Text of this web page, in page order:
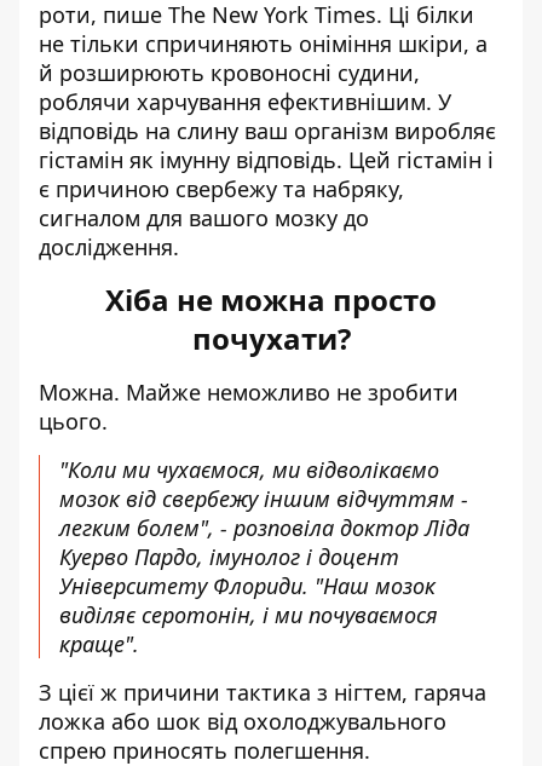
роти, пише The New York Times. Ці білки
не тільки спричиняють оніміння шкіри, а
й розширюють кровоносні судини,
роблячи харчування ефективнішим. У
відповідь на слину ваш організм виробляє
гістамін як імунну відповідь. Цей гістамін і
є причиною свербежу та набряку,
сигналом для вашого мозку до
дослідження.
Хіба не можна просто
почухати?
Можна. Майже неможливо не зробити
цього.
"Коли ми чухаємося, ми відволікаємо
мозок від свербежу іншим відчуттям -
легким болем", - розповіла доктор Ліда
Куерво Пардо, імунолог і доцент
Університету Флориди. "Наш мозок
виділяє серотонін, і ми почуваємося
краще".
З цієї ж причини тактика з нігтем, гаряча
ложка або шок від охолоджувального
спрею приносять полегшення.